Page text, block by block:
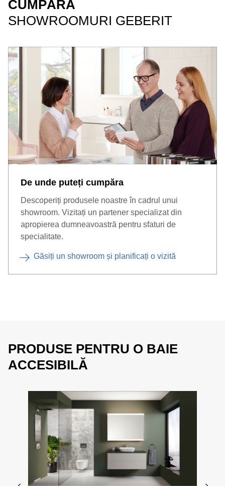
CUMPĂRA
SHOWROOMURI GEBERIT
De unde puteți cumpăra
Descoperiți produsele noastre în cadrul unui
showroom. Vizitați un partener specializat din
apropierea dumneavoastră pentru sfaturi de
specialitate.
Găsiți un showroom și planificați o vizită
PRODUSE PENTRU O BAIE
ACCESIBILĂ